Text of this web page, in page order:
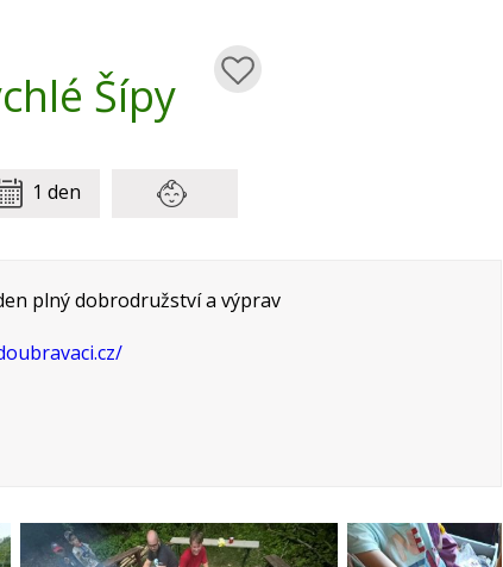
Šípy
1 den
plný dobrodružství a výprav